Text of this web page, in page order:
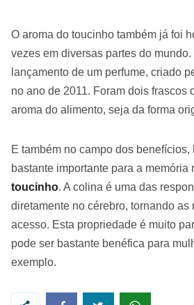
O aroma do toucinho também já foi
vezes em diversas partes do
lançamento de um perfume, criado
no ano de 2011. Foram dois frascos
aroma do alimento, seja da forma
E também no campo dos
bastante importante para a memória
toucinho. A colina é uma das
diretamente no cérebro, tornando as
acesso. Esta propriedade é muito
pode ser bastante benéfica para
exemplo.